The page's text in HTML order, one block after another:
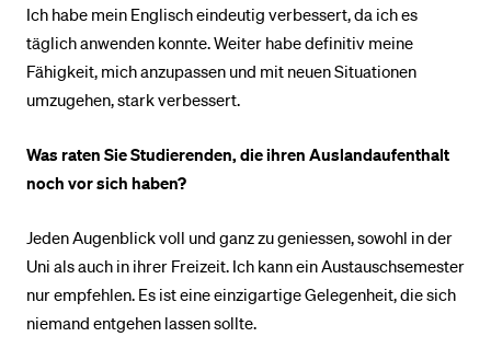
Ich habe mein Englisch eindeutig verbessert, da ich es
täglich anwenden konnte. Weiter habe definitiv meine
Fähigkeit, mich anzupassen und mit neuen Situationen
umzugehen, stark verbessert.
Was raten Sie Studierenden, die ihren Auslandaufenthalt
noch vor sich haben?
Jeden Augenblick voll und ganz zu geniessen, sowohl in der
Uni als auch in ihrer Freizeit. Ich kann ein Austauschsemester
nur empfehlen. Es ist eine einzigartige Gelegenheit, die sich
niemand entgehen lassen sollte.